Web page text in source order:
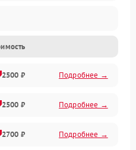
2500 ₽ Подробнее →
2500 ₽ Подробнее →
2700 ₽ Подробнее →